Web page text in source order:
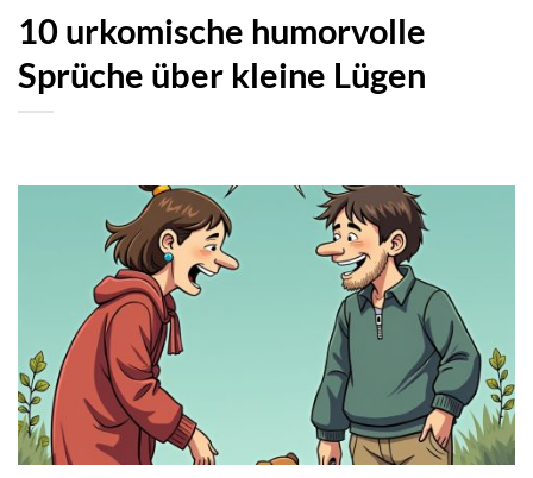
10 urkomische humorvolle
Sprüche über kleine Lügen